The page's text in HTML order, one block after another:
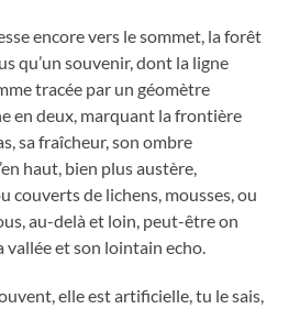
encore vers le sommet, la forêt
qu’un souvenir, dont la ligne
tracée par un géomètre
en deux, marquant la frontière
sa fraîcheur, son ombre
haut, bien plus austère,
couverts de lichens, mousses, ou
au-delà et loin, peut-être on
vallée et son lointain echo.
elle est artificielle, tu le sais,